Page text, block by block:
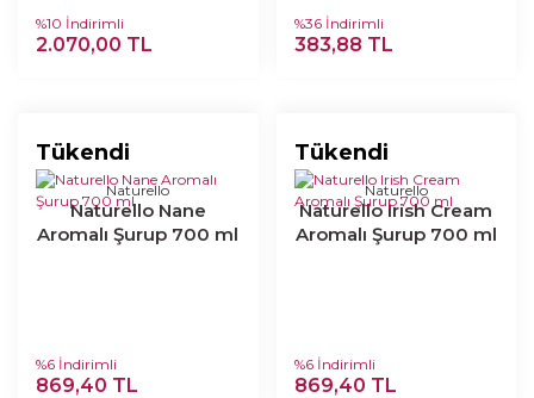
%10 İndirimli
2.070,00 TL
%36 İndirimli
383,88 TL
Tükendi
Naturello
Naturello Nane
Aromalı Şurup 700 ml
%6 İndirimli
869,40 TL
Tükendi
Naturello
Naturello Irish Cream
Aromalı Şurup 700 ml
%6 İndirimli
869,40 TL